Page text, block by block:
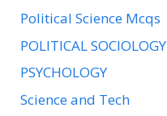
Political Science Mcqs
POLITICAL SOCIOLOGY
PSYCHOLOGY
Science and Tech